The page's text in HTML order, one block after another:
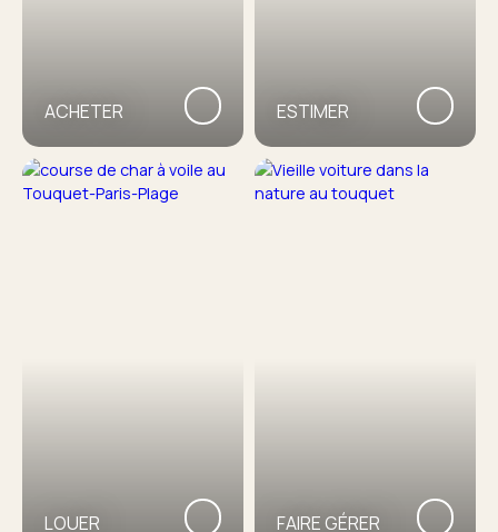
ACHETER ESTIMER
LOUER FAIRE GÉRER